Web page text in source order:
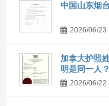
中国山东烟
2026/06/23
加拿大护照
明是同一人？
2026/06/22